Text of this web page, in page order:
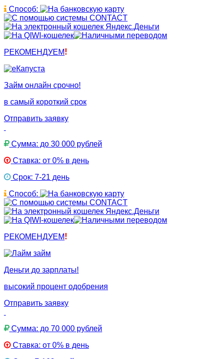
Способ:
РЕКОМЕНДУЕМ
Займ онлайн срочно!
в самый короткий срок
Отправить заявку
Сумма: до 30 000 рублей
Ставка: от 0% в день
Срок: 7-21 день
Способ:
РЕКОМЕНДУЕМ
Деньги до зарплаты!
высокий процент одобрения
Отправить заявку
Сумма: до 70 000 рублей
Ставка: от 0% в день